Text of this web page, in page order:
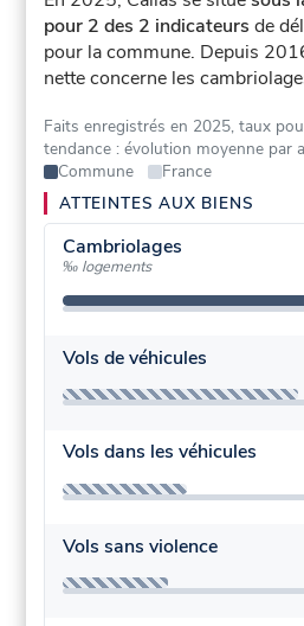
pour 2 des 2 indicateurs de
pour la commune. Depuis
nette concerne les
Faits enregistrés en 2025, taux
tendance : évolution moyenne par
Commune
France
ATTEINTES AUX BIENS
Cambriolages
‰ logements
Vols de véhicules
Vols dans les véhicules
Vols sans violence